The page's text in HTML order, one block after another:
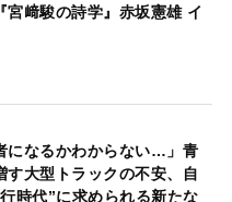
宮﨑駿の詩学』赤坂憲雄 イ
になるかわからない…」青
す大型トラックの不安、自
時代”に求められる新たな